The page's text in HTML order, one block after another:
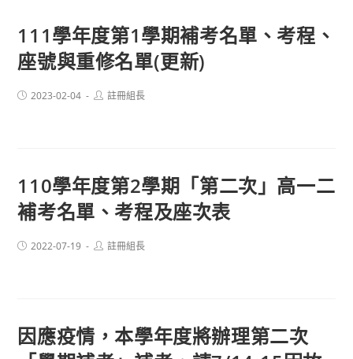
111學年度第1學期補考名單、考程、
座號與重修名單(更新)
Post2023-02-04
Post註冊組長
110學年度第2學期「第二次」高一二
補考名單、考程及座次表
Post2022-07-19
Post註冊組長
因應疫情，本學年度將辦理第二次